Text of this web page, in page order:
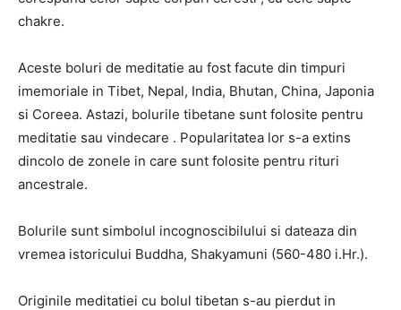
chakre.
Aceste boluri de meditatie au fost facute din timpuri
imemoriale in Tibet, Nepal, India, Bhutan, China, Japonia
si Coreea. Astazi, bolurile tibetane sunt folosite pentru
meditatie sau vindecare . Popularitatea lor s-a extins
dincolo de zonele in care sunt folosite pentru rituri
ancestrale.
Bolurile sunt simbolul incognoscibilului si dateaza din
vremea istoricului Buddha, Shakyamuni (560-480 i.Hr.).
Originile meditatiei cu bolul tibetan s-au pierdut in